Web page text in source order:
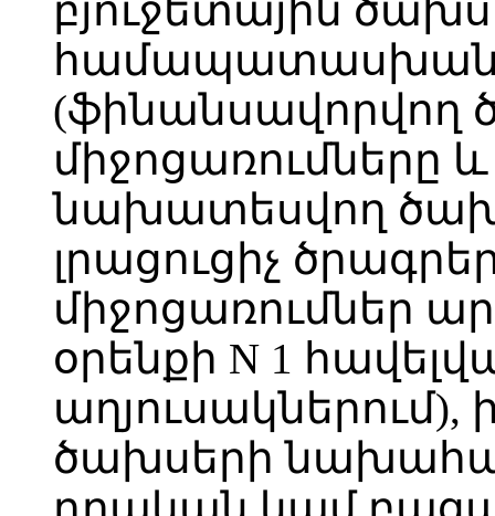
բյուջետային
համապատասխան
(ֆինանսավորվող
միջոցառումները
նախատեսվող
լրացուցիչ
միջոցառումներ
օրենքի N 1
ծախսերի